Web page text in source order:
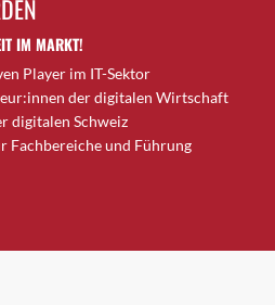
IM MARKT!
Player im IT-Sektor
der digitalen Wirtschaft
digitalen Schweiz
Fachbereiche und Führung